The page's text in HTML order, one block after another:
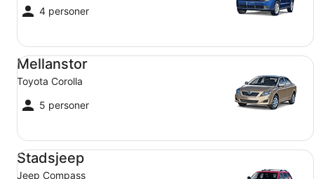
4 personer
Mellanstor
Toyota Corolla
5 personer
Mellanstor Toyota Corolla
Stadsjeep
Jeep Compass
Stadsjeep Jeep Compass